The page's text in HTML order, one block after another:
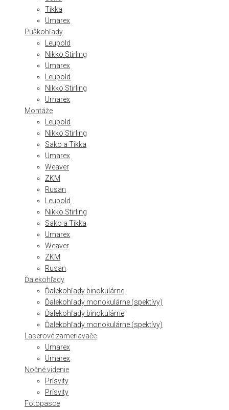
Tikka
Umarex
Puškohľady
Leupold
Nikko Stirling
Umarex
Leupold
Nikko Stirling
Umarex
Montáže
Leupold
Nikko Stirling
Sako a Tikka
Umarex
Weaver
ZKM
Rusan
Leupold
Nikko Stirling
Sako a Tikka
Umarex
Weaver
ZKM
Rusan
Ďalekohľady
Ďalekohľady binokulárne
Ďalekohľady monokulárne (spektívy)
Ďalekohľady binokulárne
Ďalekohľady monokulárne (spektívy)
Laserové zameriavače
Umarex
Umarex
Nočné videnie
Prísvity
Prísvity
Fotopasce